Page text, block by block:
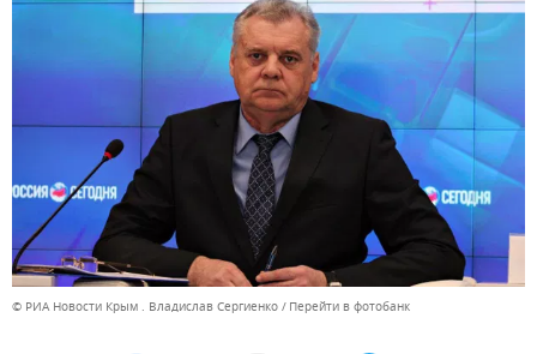
© РИА Новости Крым . Владислав Сергиенко Перейти в фотобанк